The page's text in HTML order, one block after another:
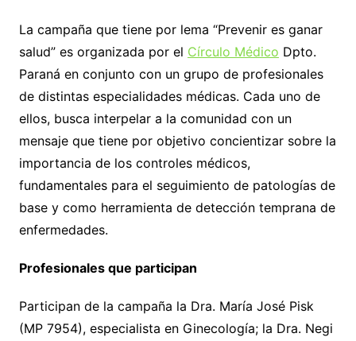
La campaña que tiene por lema “Prevenir es ganar
salud” es organizada por el Círculo Médico Dpto.
Paraná en conjunto con un grupo de profesionales
de distintas especialidades médicas. Cada uno de
ellos, busca interpelar a la comunidad con un
mensaje que tiene por objetivo concientizar sobre la
importancia de los controles médicos,
fundamentales para el seguimiento de patologías de
base y como herramienta de detección temprana de
enfermedades.
Profesionales que participan
Participan de la campaña la Dra. María José Pisk
(MP 7954), especialista en Ginecología; la Dra. Negi